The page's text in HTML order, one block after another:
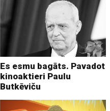
Es esmu bagāts. Pavadot
kinoaktieri Paulu
Butkēviču